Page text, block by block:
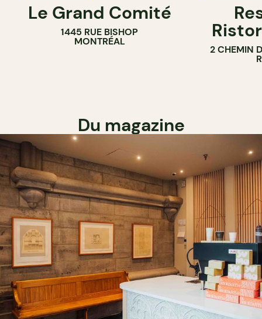
Le Grand Comité
1445 RUE BISHOP
MONTRÉAL
2 CHEMIN
Du magazine